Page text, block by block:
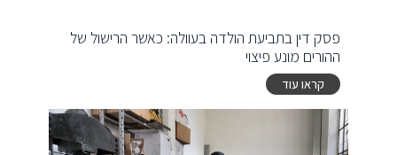
פסק דין בתביעת הולדה בעוולה: כאשר הרישול של
ההורים מונע פיצוי
קראו עוד